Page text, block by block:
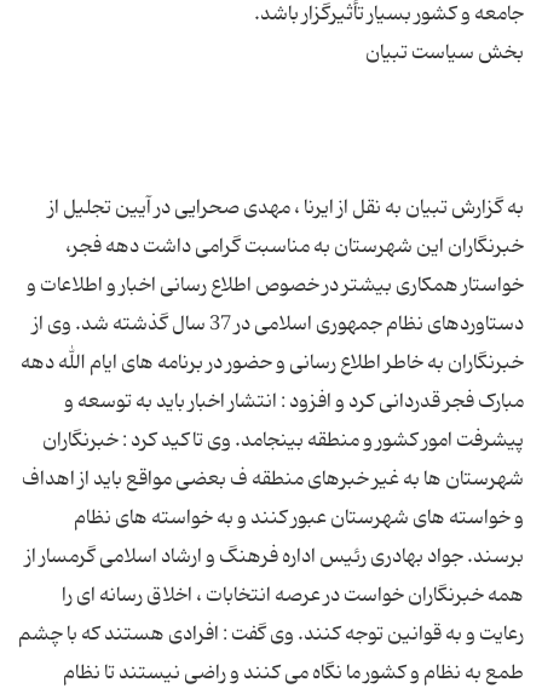
به گزارش تبیان به نقل از ایرنا ، مهدی صحرایی در آیین تجلیل از
خبرنگاران این شهرستان به مناسبت گرامی داشت دهه فجر،
خواستار همکاری بیشتر در خصوص اطلاع رسانی اخبار و اطلاعات و
دستاوردهای نظام جمهوری اسلامی در 37 سال گذشته شد. وی از
خبرنگاران به خاطر اطلاع رسانی و حضور در برنامه های ایام الله دهه
مبارک فجر قدردانی کرد و افزود : انتشار اخبار باید به توسعه و
پیشرفت امور کشور و منطقه بینجامد. وی تاکید کرد : خبرنگاران
شهرستان ها به غیر خبرهای منطقه ف بعضی مواقع باید از اهداف
و خواسته های شهرستان عبور کنند و به خواسته های نظام
برسند. جواد بهادری رئیس اداره فرهنگ و ارشاد اسلامی گرمسار از
همه خبرنگاران خواست در عرصه انتخابات ، اخلاق رسانه ای را
رعایت و به قوانین توجه کنند. وی گفت : افرادی هستند که با چشم
طمع به نظام و کشور ما نگاه می کنند و راضی نیستند تا نظام